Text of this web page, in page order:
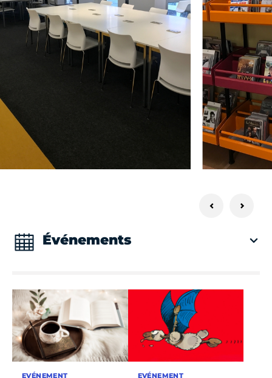
Événements
EVÉNEMENT EVÉNEMENT